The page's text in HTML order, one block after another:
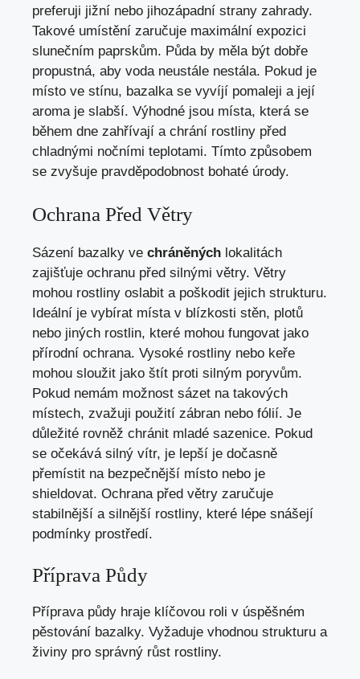
preferuji jižní nebo jihozápadní strany zahrady.
Takové umístění zaručuje maximální expozici
slunečním paprskům. Půda by měla být dobře
propustná, aby voda neustále nestála. Pokud je
místo ve stínu, bazalka se vyvíjí pomaleji a její
aroma je slabší. Výhodné jsou místa, která se
během dne zahřívají a chrání rostliny před
chladnými nočními teplotami. Tímto způsobem
se zvyšuje pravděpodobnost bohaté úrody.
Ochrana Před Větry
Sázení bazalky ve chráněných lokalitách
zajišťuje ochranu před silnými větry. Větry
mohou rostliny oslabit a poškodit jejich strukturu.
Ideální je vybírat místa v blízkosti stěn, plotů
nebo jiných rostlin, které mohou fungovat jako
přírodní ochrana. Vysoké rostliny nebo keře
mohou sloužit jako štít proti silným poryvům.
Pokud nemám možnost sázet na takových
místech, zvažuji použití zábran nebo fólií. Je
důležité rovněž chránit mladé sazenice. Pokud
se očekává silný vítr, je lepší je dočasně
přemístit na bezpečnější místo nebo je
shieldovat. Ochrana před větry zaručuje
stabilnější a silnější rostliny, které lépe snášejí
podmínky prostředí.
Příprava Půdy
Příprava půdy hraje klíčovou roli v úspěšném
pěstování bazalky. Vyžaduje vhodnou strukturu a
živiny pro správný růst rostliny.